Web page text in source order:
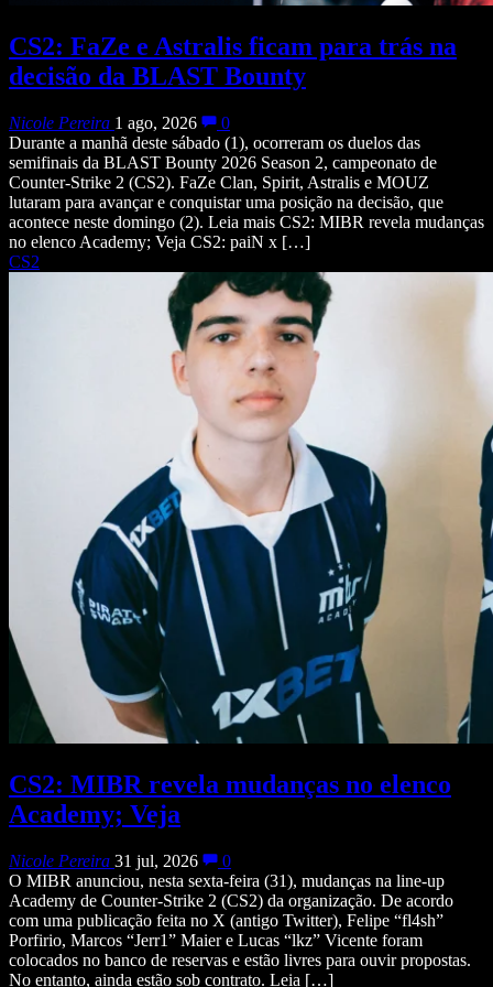
CS2: FaZe e Astralis ficam para trás na
decisão da BLAST Bounty
Nicole Pereira 1 ago, 2026
0
Durante a manhã deste sábado (1), ocorreram os duelos das
semifinais da BLAST Bounty 2026 Season 2, campeonato de
Counter-Strike 2 (CS2). FaZe Clan, Spirit, Astralis e MOUZ
lutaram para avançar e conquistar uma posição na decisão, que
acontece neste domingo (2). Leia mais CS2: MIBR revela mudanças
no elenco Academy; Veja CS2: paiN x […]
CS2
CS2: MIBR revela mudanças no elenco
Academy; Veja
Nicole Pereira 31 jul, 2026
0
O MIBR anunciou, nesta sexta-feira (31), mudanças na line-up
Academy de Counter-Strike 2 (CS2) da organização. De acordo
com uma publicação feita no X (antigo Twitter), Felipe “fl4sh”
Porfirio, Marcos “Jerr1” Maier e Lucas “lkz” Vicente foram
colocados no banco de reservas e estão livres para ouvir propostas.
No entanto, ainda estão sob contrato. Leia […]